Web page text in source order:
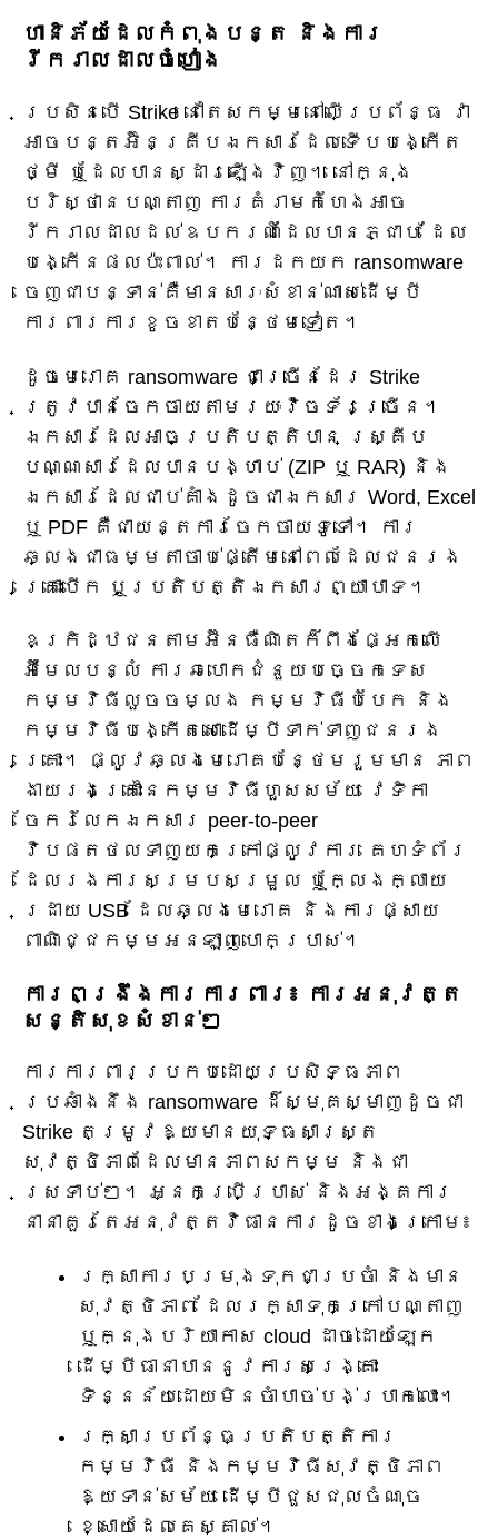
ហានិភ័យដែលកំពុងបន្ត និងការ
រីករាលដាលចំហៀង
ប្រសិនបើ Strike នៅតែសកម្មនៅលើប្រព័ន្ធ វា
អាចបន្តអ៊ិនគ្រីបឯកសារដែលទើបបង្កើត
ថ្មី ឬដែលបានស្ដារឡើងវិញ។ នៅក្នុង
បរិស្ថានបណ្តាញ ការគំរាមកំហែងអាច
រីករាលដាលដល់ឧបករណ៍ដែលបានភ្ជាប់ ដែល
បង្កើនផលប៉ះពាល់។ ការដកយក ransomware
ចេញជាបន្ទាន់គឺមានសារៈសំខាន់ណាស់ដើម្បី
ការពារការខូចខាតបន្ថែមទៀត។
ដូចមេរោគ ransomware ជាច្រើនដែរ Strike
ត្រូវបានចែកចាយតាមរយៈវ៉ិចទ័រច្រើន។
ឯកសារដែលអាចប្រតិបត្តិបាន ស្គ្រីប
បណ្ណសារដែលបានបង្ហាប់ (ZIP ឬ RAR) និង
ឯកសារដែលជាប់គាំងដូចជាឯកសារ Word, Excel
ឬ PDF គឺជាយន្តការចែកចាយទូទៅ។ ការ
ឆ្លងជាធម្មតាចាប់ផ្តើមនៅពេលដែលជនរង
គ្រោះបើក ឬប្រតិបត្តិឯកសារព្យាបាទ។
ឧក្រិដ្ឋជនតាមអ៊ីនធឺណិតក៏ពឹងផ្អែកលើ
អ៊ីមែលបន្លំ ការឆបោកជំនួយបច្ចេកទេស
កម្មវិធីលួចចម្លង កម្មវិធីបំបែក និង
កម្មវិធីបង្កើតសោដើម្បីទាក់ទាញជនរង
គ្រោះ។ ផ្លូវឆ្លងមេរោគបន្ថែមរួមមាន ភាព
ងាយរងគ្រោះនៃកម្មវិធីហួសសម័យ វេទិកា
ចែករំលែកឯកសារ peer-to-peer
វិបផតថលទាញយកក្រៅផ្លូវការ គេហទំព័រ
ដែលរងការសម្របសម្រួល ឬក្លែងក្លាយ
ដ្រាយ USB ដែលឆ្លងមេរោគ និងការផ្សាយ
ពាណិជ្ជកម្មអនឡាញបោកប្រាស់។
ការពង្រឹងការការពារ៖ ការអនុវត្ត
សន្តិសុខសំខាន់ៗ
ការការពារប្រកបដោយប្រសិទ្ធភាព
ប្រឆាំងនឹង ransomware ដ៏ស្មុគស្មាញដូចជា
Strike តម្រូវឱ្យមានយុទ្ធសាស្ត្រ
សុវត្ថិភាពដែលមានភាពសកម្ម និងជា
ស្រទាប់ៗ។ អ្នកប្រើប្រាស់ និងអង្គការ
នានាគួរតែអនុវត្តវិធានការដូចខាងក្រោម៖
រក្សាការបម្រុងទុកជាប្រចាំ និងមាន
សុវត្ថិភាព ដែលរក្សាទុកក្រៅបណ្តាញ
ឬក្នុងបរិយាកាស cloud ដាច់ដោយឡែក
ដើម្បីធានាបាននូវការសង្គ្រោះ
ទិន្នន័យដោយមិនចាំបាច់បង់ប្រាក់លោះ។
រក្សាប្រព័ន្ធប្រតិបត្តិការ
កម្មវិធី និងកម្មវិធីសុវត្ថិភាព
ឱ្យទាន់សម័យ ដើម្បីជួសជុលចំណុច
ខ្សោយដែលគេស្គាល់។